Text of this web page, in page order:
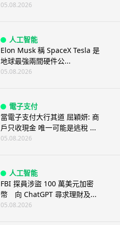
05.08.2026
人工智能
Elon Musk 稱 SpaceX Tesla 是
地球最強兩間硬件公...
05.08.2026
電子支付
當電子支付大行其道 屈穎妍: 商
戶只收現金 唯一可能是逃稅 ...
05.08.2026
人工智能
FBI 探員涉盜 100 萬美元加密
幣 向 ChatGPT 尋求理財及...
05.08.2026